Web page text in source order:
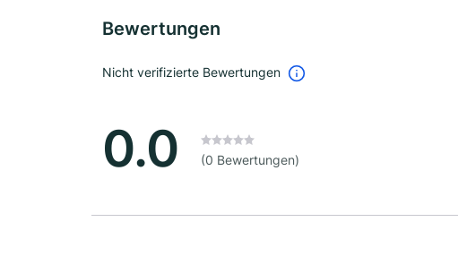
Bewertungen
Nicht verifizierte Bewertungen
0.0 (0 Bewertungen)